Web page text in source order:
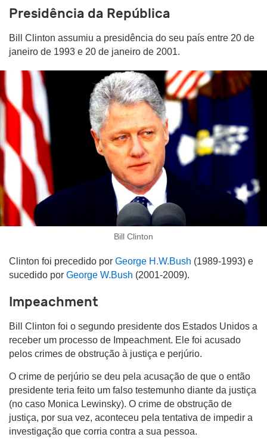
Presidência da República
Bill Clinton assumiu a presidência do seu país entre 20 de
janeiro de 1993 e 20 de janeiro de 2001.
Bill Clinton
Clinton foi precedido por George H.W.Bush (1989-1993) e
sucedido por George W.Bush (2001-2009).
Impeachment
Bill Clinton foi o segundo presidente dos Estados Unidos a
receber um processo de Impeachment. Ele foi acusado
pelos crimes de obstrução à justiça e perjúrio.
O crime de perjúrio se deu pela acusação de que o então
presidente teria feito um falso testemunho diante da justiça
(no caso Monica Lewinsky). O crime de obstrução de
justiça, por sua vez, aconteceu pela tentativa de impedir a
investigação que corria contra a sua pessoa.